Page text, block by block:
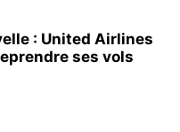
: United Airlines
ses vols